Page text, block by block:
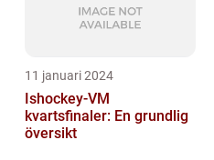
11 januari 2024
Ishockey-VM
kvartsfinaler: En grundlig
översikt